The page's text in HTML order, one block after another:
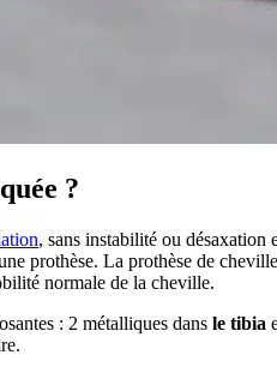
?
, sans instabilité ou désaxation
prothèse. La prothèse de
normale de la cheville.
: 2 métalliques dans le tibia